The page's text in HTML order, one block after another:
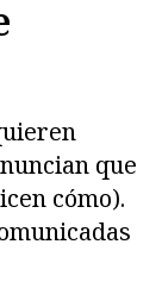
que
cómo).